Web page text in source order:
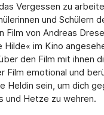
Vergessen zu
und Schülern
Film von Andreas
Hilde« im Kino
den Film mit ihnen
Film emotional und
Heldin sein, um dich
und Hetze zu wehren.